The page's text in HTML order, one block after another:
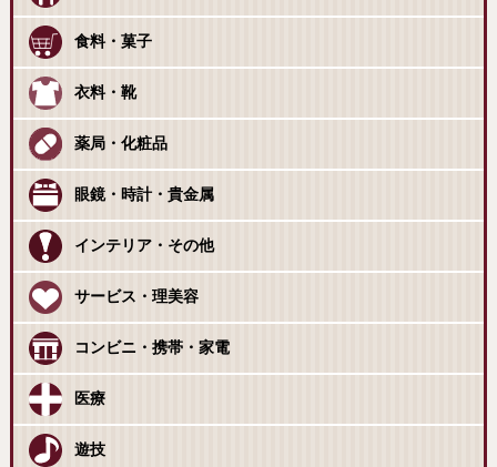
食料・菓子
衣料・靴
薬局・化粧品
眼鏡・時計・貴金属
インテリア・その他
サービス・理美容
コンビニ・携帯・家電
医療
遊技